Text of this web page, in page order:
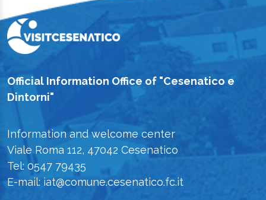
Official Information Office of "Cesenatico e
Dintorni"
Information and welcome center
Viale Roma 112, 47042 Cesenatico
Tel: 0547 79435
E-mail: iat@comune.cesenatico.fc.it